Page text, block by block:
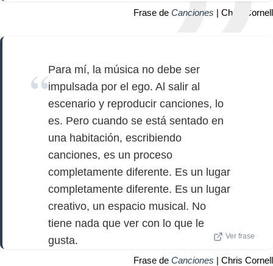
Frase de Canciones | Chris Cornell
Para mí, la música no debe ser
impulsada por el ego. Al salir al
escenario y reproducir canciones, lo
es. Pero cuando se está sentado en
una habitación, escribiendo
canciones, es un proceso
completamente diferente. Es un lugar
completamente diferente. Es un lugar
creativo, un espacio musical. No
tiene nada que ver con lo que le
gusta.
Ver frase
Frase de Canciones | Chris Cornell